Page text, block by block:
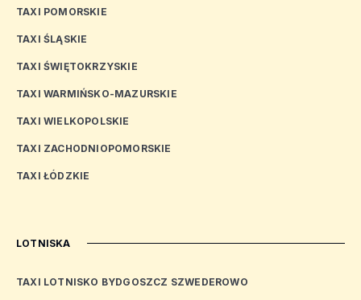
TAXI POMORSKIE
TAXI ŚLĄSKIE
TAXI ŚWIĘTOKRZYSKIE
TAXI WARMIŃSKO-MAZURSKIE
TAXI WIELKOPOLSKIE
TAXI ZACHODNIOPOMORSKIE
TAXI ŁÓDZKIE
LOTNISKA
TAXI LOTNISKO BYDGOSZCZ SZWEDEROWO